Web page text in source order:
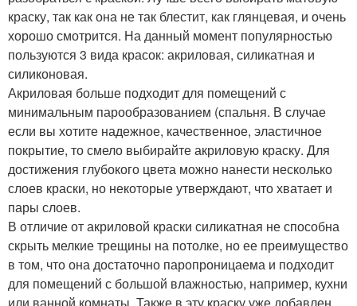
краску, так как она не так блестит, как глянцевая, и очень
хорошо смотрится. На данный момент популярностью
пользуются 3 вида красок: акриловая, силикатная и
силиконовая.
Акриловая больше подходит для помещений с
минимальным парообразованием (спальня. В случае
если вы хотите надежное, качественное, эластичное
покрытие, то смело выбирайте акриловую краску. Для
достижения глубокого цвета можно нанести несколько
слоев краски, но некоторые утверждают, что хватает и
пары слоев.
В отличие от акриловой краски силикатная не способна
скрыть мелкие трещины на потолке, но ее преимущество
в том, что она достаточно паропроницаема и подходит
для помещений с большой влажностью, например, кухни